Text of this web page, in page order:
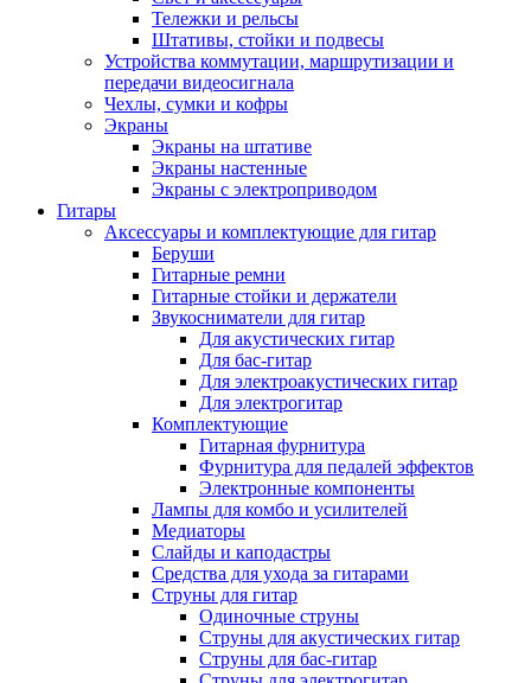
Тележки и рельсы
Штативы, стойки и подвесы
Устройства коммутации, маршрутизации и
передачи видеосигнала
Чехлы, сумки и кофры
Экраны
Экраны на штативе
Экраны настенные
Экраны с электроприводом
Гитары
Аксессуары и комплектующие для гитар
Беруши
Гитарные ремни
Гитарные стойки и держатели
Звукосниматели для гитар
Для акустических гитар
Для бас-гитар
Для электроакустических гитар
Для электрогитар
Комплектующие
Гитарная фурнитура
Фурнитура для педалей эффектов
Электронные компоненты
Лампы для комбо и усилителей
Медиаторы
Слайды и каподастры
Средства для ухода за гитарами
Струны для гитар
Одиночные струны
Струны для акустических гитар
Струны для бас-гитар